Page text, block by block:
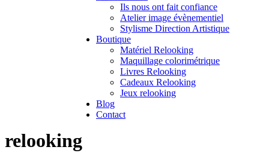
Ils nous ont fait confiance
Atelier image évènementiel
Stylisme Direction Artistique
Boutique
Matériel Relooking
Maquillage colorimétrique
Livres Relooking
Cadeaux Relooking
Jeux relooking
Blog
Contact
relooking